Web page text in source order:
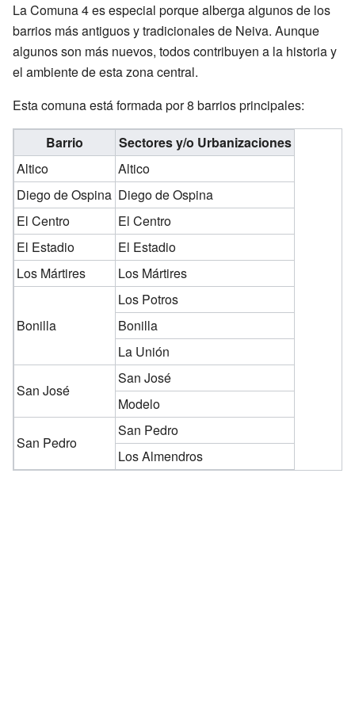
La Comuna 4 es especial porque alberga algunos de los
barrios más antiguos y tradicionales de Neiva. Aunque
algunos son más nuevos, todos contribuyen a la historia y
el ambiente de esta zona central.
Esta comuna está formada por 8 barrios principales:
Barrio
Sectores y/o Urbanizaciones
Altico
Altico
Diego de Ospina Diego de Ospina
El Centro
El Centro
El Estadio
El Estadio
Los Mártires
Los Mártires
Bonilla
Los Potros
Bonilla
La Unión
San José
San José
Modelo
San Pedro
San Pedro
Los Almendros